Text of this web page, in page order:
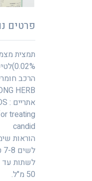
פרטים
תמצית
0.02%)לטיפול בקנדידה.
אתריים : GRAPE FRUIT, GRAPE FRUIT SEEDS.
treating
candid
הוראות
לשים 7-8 טיפות בכוס מים
לשתות עד 3 פעמים ביום.
50 מ"ל.